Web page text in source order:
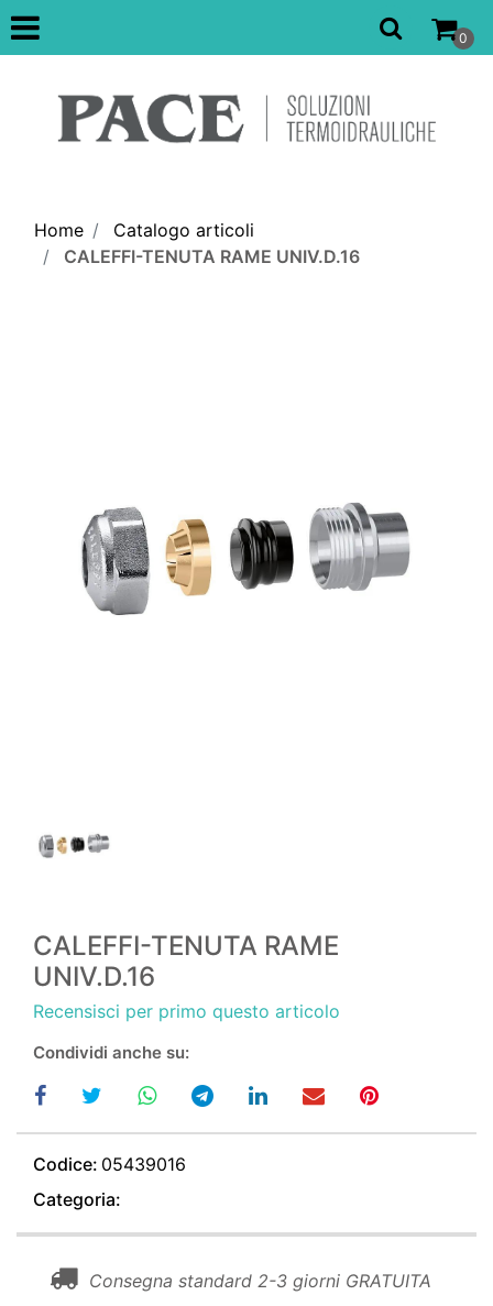
Open
0
Home
Catalogo articoli
CALEFFI-TENUTA RAME UNIV.D.16
CALEFFI-TENUTA RAME
UNIV.D.16
Recensisci per primo questo articolo
Condividi anche su:
Codice: 05439016
Categoria:
Consegna standard 2-3 giorni GRATUITA